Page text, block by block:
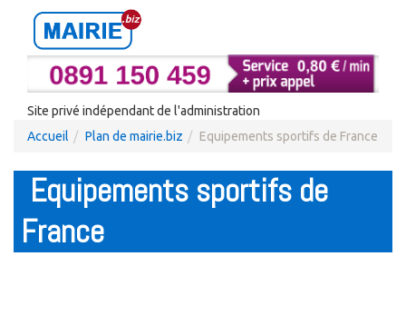
Site privé indépendant de l'administration
Accueil
Plan de mairie.biz Equipements sportifs de France
Equipements sportifs de
France